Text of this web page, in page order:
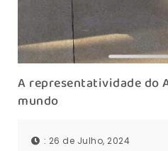
A representatividade do
mundo
: 26 de Julho, 2024